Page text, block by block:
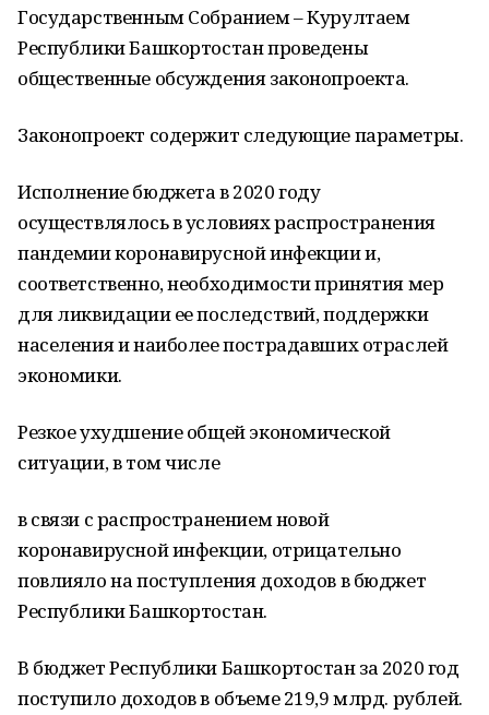
Государственным Собранием – Курултаем
Республики Башкортостан проведены
общественные обсуждения законопроекта.
Законопроект содержит следующие параметры.
Исполнение бюджета в 2020 году
осуществлялось в условиях распространения
пандемии коронавирусной инфекции и,
соответственно, необходимости принятия мер
для ликвидации ее последствий, поддержки
населения и наиболее пострадавших отраслей
экономики.
Резкое ухудшение общей экономической
ситуации, в том числе
в связи с распространением новой
коронавирусной инфекции, отрицательно
повлияло на поступления доходов в бюджет
Республики Башкортостан.
В бюджет Республики Башкортостан за 2020 год
поступило доходов в объеме 219,9 млрд. рублей.